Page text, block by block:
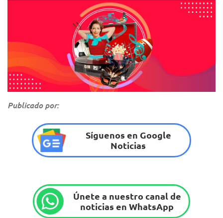
Publicado por:
Síguenos en Google
Noticias
Únete a nuestro canal de
noticias en WhatsApp